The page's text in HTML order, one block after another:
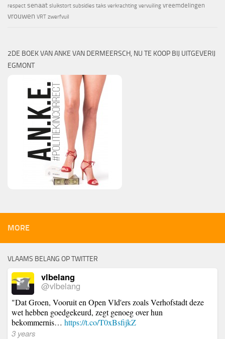
respect senaat sluikstort subsidies taks verkrachting vervuiling vreemdelingen
vrouwen VRT zwerfvuil
2DE BOEK VAN ANKE VAN DERMEERSCH, NU TE KOOP BIJ UITGEVERIJ
EGMONT
MORE
VLAAMS BELANG OP TWITTER
vlbelang
@vlbelang
"Dat Groen, Vooruit en Open Vld'ers zoals Verhofstadt deze
wet hebben goedgekeurd, zegt genoeg over hun
bekommernis… https://t.co/T0xBsfijkZ
3 years